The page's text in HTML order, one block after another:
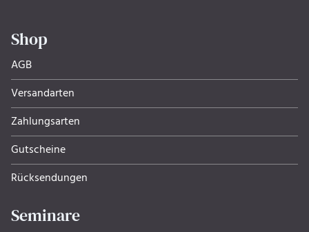
Shop
AGB
Versandarten
Zahlungsarten
Gutscheine
Rücksendungen
Seminare